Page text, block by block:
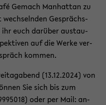
Ge­mach Man­hat­tan zu
Ge­sprächs­
euch dar­über aus­tau­
auf die Werke ver­
kom­men.
(13.12.2024) von
Sie sich bis zum
oder per Mail: an­